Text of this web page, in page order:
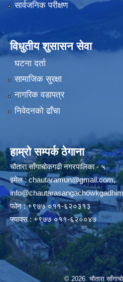
सार्वजनिक परीक्षण
विधुतीय शुसासन सेवा
घटना दर्ता
सामाजिक सुरक्षा
नागरिक वडापत्र
निवेदनको ढाँचा
हाम्रो सम्पर्क ठेगाना
चौतारा साँगाचोकगढी नगरपालिका - ५
इमेल :chautaramun@gmail.com,
फोन : +९७७ ०११-६२०३१३
फ्याक्स : +९७७ ०११-६२००४७
© 2026 चौतारा